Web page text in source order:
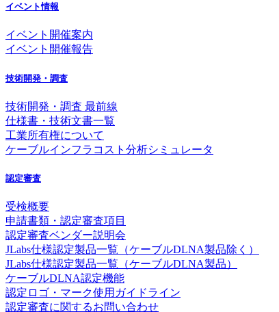
イベント情報
イベント開催案内
イベント開催報告
技術開発・調査
技術開発・調査 最前線
仕様書・技術文書一覧
工業所有権について
ケーブルインフラコスト分析シミュレータ
認定審査
受検概要
申請書類・認定審査項目
認定審査ベンダー説明会
JLabs仕様認定製品一覧（ケーブルDLNA製品除く）
JLabs仕様認定製品一覧（ケーブルDLNA製品）
ケーブルDLNA認定機能
認定ロゴ・マーク使用ガイドライン
認定審査に関するお問い合わせ